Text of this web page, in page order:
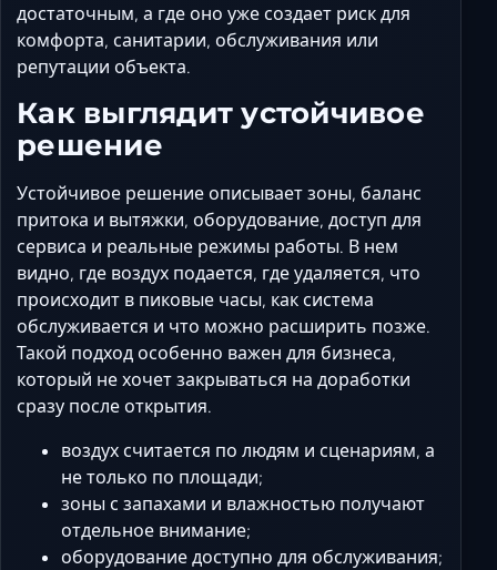
достаточным, а где оно уже создает риск для
комфорта, санитарии, обслуживания или
репутации объекта.
Как выглядит устойчивое
решение
Устойчивое решение описывает зоны, баланс
притока и вытяжки, оборудование, доступ для
сервиса и реальные режимы работы. В нем
видно, где воздух подается, где удаляется, что
происходит в пиковые часы, как система
обслуживается и что можно расширить позже.
Такой подход особенно важен для бизнеса,
который не хочет закрываться на доработки
сразу после открытия.
воздух считается по людям и сценариям, а
не только по площади;
зоны с запахами и влажностью получают
отдельное внимание;
оборудование доступно для обслуживания;